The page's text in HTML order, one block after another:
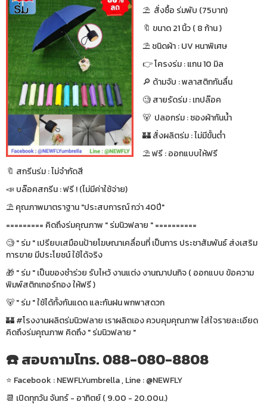
⛱ สั่งซื้อ ร่มพับ (75บาท)
🔖 ขนาด 21 นิ้ว ( 8 ก้าน )
⛱ ชนิดผ้า : UV หนาพิเศษ
👉 โครงร่ม : แกน 10 มิล
🔎 ด้ามจับ : พลาสติกกันลื่น
🧐 สายรัดร่ม : เทปล๊อค
🐻 ปลอกร่ม : ซองผ้ากันน้ำ
🏰 สั่งผลิตร่ม : ไม่มีขั้นต่ำ
⛱ ฟรี : ออกแบบให้ฟรี
🔖 สกรีนร่ม : ไม่จำกัดสี
📣 บล๊อคสกรีน : ฟรี ! (ไม่มีค่าใช้จ่าย)
⛱ คุณภาพมาตราฐาน "ประสบการณ์ กว่า 40ปี"
========= คิดถึงร่มคุณภาพ " ร่มนิวฟลาย " ==========
🧐 " ร่ม " เปรียบเสมือนป้ายโฆษณาเคลื่อนที่ เป็นการ ประชาสัมพันธ์ ส่งเสริม
การขาย มีประโยชน์ ใช้ได้จริง
🎁 " ร่ม " เป็นของชำร่วย รับไหว้ งานแต่ง งานฌาปนกิจ ( ออกแบบ ข้อความ
พิมพ์สติกเกอร์ทอง ให้ฟรี )
🐻 " ร่ม " ใช้ได้ทั้งกันแดด และกันฝน พกพาสดวก
🏰 #โรงงานผลิตร่มนิวฟลาย เราผลิตเอง ควบคุมคุณภาพ ใส่ใจรายละเอียด
คิดถึงร่มคุณภาพ คิดถึง " ร่มนิวฟลาย "
☎️ สอบถามโทร. 088-080-8808
⭐️ Facebook : NEWFLYumbrella , Line : @NEWFLY
📆 เปิดทุกวัน จันทร์ - อาทิตย์ ( 9.00 - 20.00น.)